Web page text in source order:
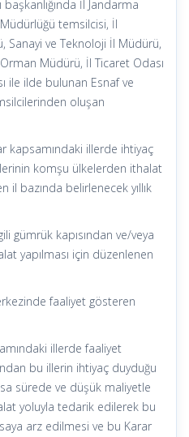
başkanlığında İl Jandarma
temsilcisi, İl
Sanayi ve Teknoloji İl Müdürü,
Müdürü, İl Ticaret Odası
ile ilde bulunan Esnaf ve
oluşan
kapsamındaki illerde ihtiyaç
komşu ülkelerden ithalat
il bazında belirlenecek yıllık
gümrük kapısından ve/veya
yapılması için düzenlenen
faaliyet gösteren
illerde faaliyet
bu illerin ihtiyaç duyduğu
sürede ve düşük maliyetle
yoluyla tedarik edilerek bu
arz edilmesi ve bu Karar